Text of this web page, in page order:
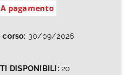
A pagamento
corso: 30/09/2026
DISPONIBILI:20